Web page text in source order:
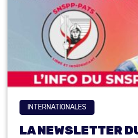
INTERNATIONALES
LA NEWSLETTER